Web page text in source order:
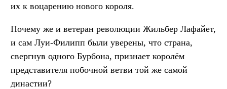
их к воцарению нового короля.
Почему же и ветеран революции Жильбер Лафайет,
и сам Луи-Филипп были уверены, что страна,
свергнув одного Бурбона, признает королём
представителя побочной ветви той же самой
династии?